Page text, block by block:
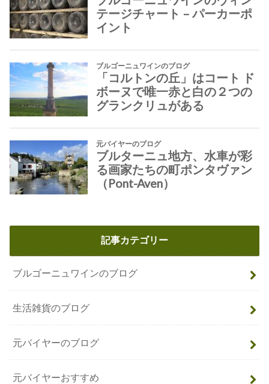
記事カテゴリー
ブルゴーニュワインのブログ
生活雑貨のブログ
元バイヤーのブログ
元バイヤーおすすめ